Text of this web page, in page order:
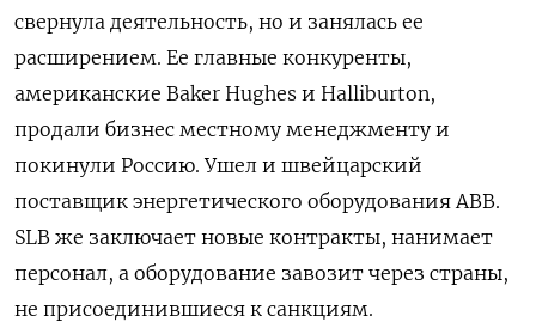
свернула деятельность, но и занялась ее
расширением. Ее главные конкуренты,
американские Baker Hughes и Halliburton,
продали бизнес местному менеджменту и
покинули Россию. Ушел и швейцарский
поставщик энергетического оборудования ABB.
SLB же заключает новые контракты, нанимает
персонал, а оборудование завозит через страны,
не присоединившиеся к санкциям.